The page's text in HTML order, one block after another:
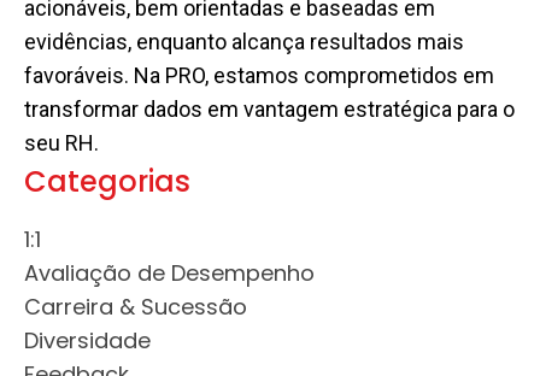
acionáveis, bem orientadas e baseadas em
evidências, enquanto alcança resultados mais
favoráveis. Na PRO, estamos comprometidos em
transformar dados em vantagem estratégica para o
seu RH.
Categorias
1:1
Avaliação de Desempenho
Carreira & Sucessão
Diversidade